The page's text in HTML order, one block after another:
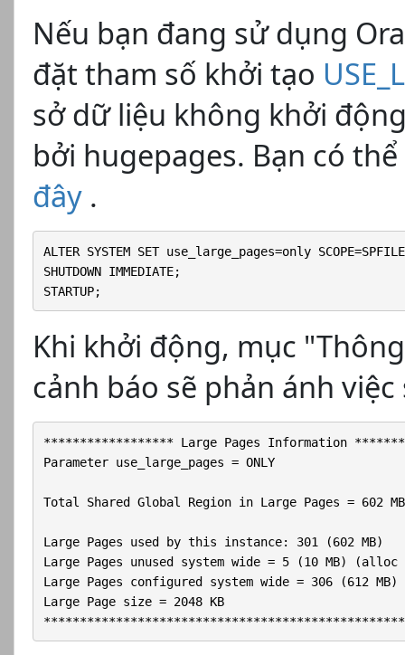
Nếu bạn đang sử dụng
đặt tham số khởi tạo
sở dữ liệu không khởi
bởi hugepages. Bạn có
đây .
ALTER SYSTEM SET use_large_pages=only
SHUTDOWN IMMEDIATE;
STARTUP;
Khi khởi động, mục
cảnh báo sẽ phản ánh
****************** Large Pages Information
Parameter use_large_pages = ONLY
Total Shared Global Region in Large Pages = 602
Large Pages used by this instance: 301 (602 MB)
Large Pages unused system wide = 5 (10 MB)
Large Pages configured system wide = 306 (612 MB)
Large Page size = 2048 KB